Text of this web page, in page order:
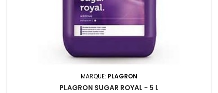
MARQUE: PLAGRON
PLAGRON SUGAR ROYAL - 5 L